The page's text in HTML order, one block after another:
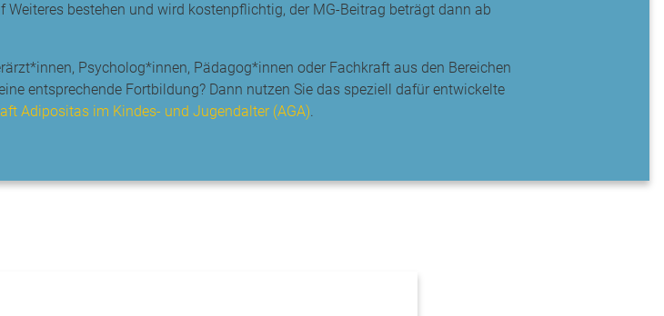
bestehen und wird kostenpflichtig, der MG-Beitrag beträgt dann ab
Psycholog*innen, Pädagog*innen oder Fachkraft aus den Bereichen
entsprechende Fortbildung? Dann nutzen Sie das speziell dafür entwickelte
Adipositas im Kindes- und Jugendalter (AGA).